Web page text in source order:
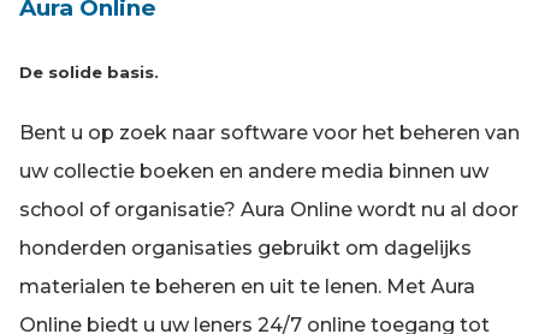
Aura Online
De solide basis.
Bent u op zoek naar software voor het beheren van
uw collectie boeken en andere media binnen uw
school of organisatie? Aura Online wordt nu al door
honderden organisaties gebruikt om dagelijks
materialen te beheren en uit te lenen. Met Aura
Online biedt u uw leners 24/7 online toegang tot